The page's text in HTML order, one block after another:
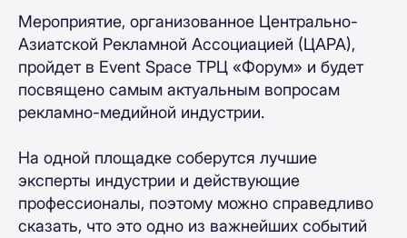
Мероприятие, организованное Центрально-
Азиатской Рекламной Ассоциацией (ЦАРА),
пройдет в Event Space ТРЦ «Форум» и будет
посвящено самым актуальным вопросам
рекламно-медийной индустрии.
На одной площадке соберутся лучшие
эксперты индустрии и действующие
профессионалы, поэтому можно справедливо
сказать, что это одно из важнейших событий